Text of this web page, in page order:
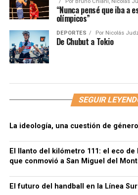
“Nunca pensé que iba a
olímpicos”
DEPORTES Por Nicolás
De Chubut a Tokio
SEGUIR
La ideología, una cuestión de género
El llanto del kilómetro 111: el eco de
que conmovió a San Miguel del
El futuro del handball en la Línea